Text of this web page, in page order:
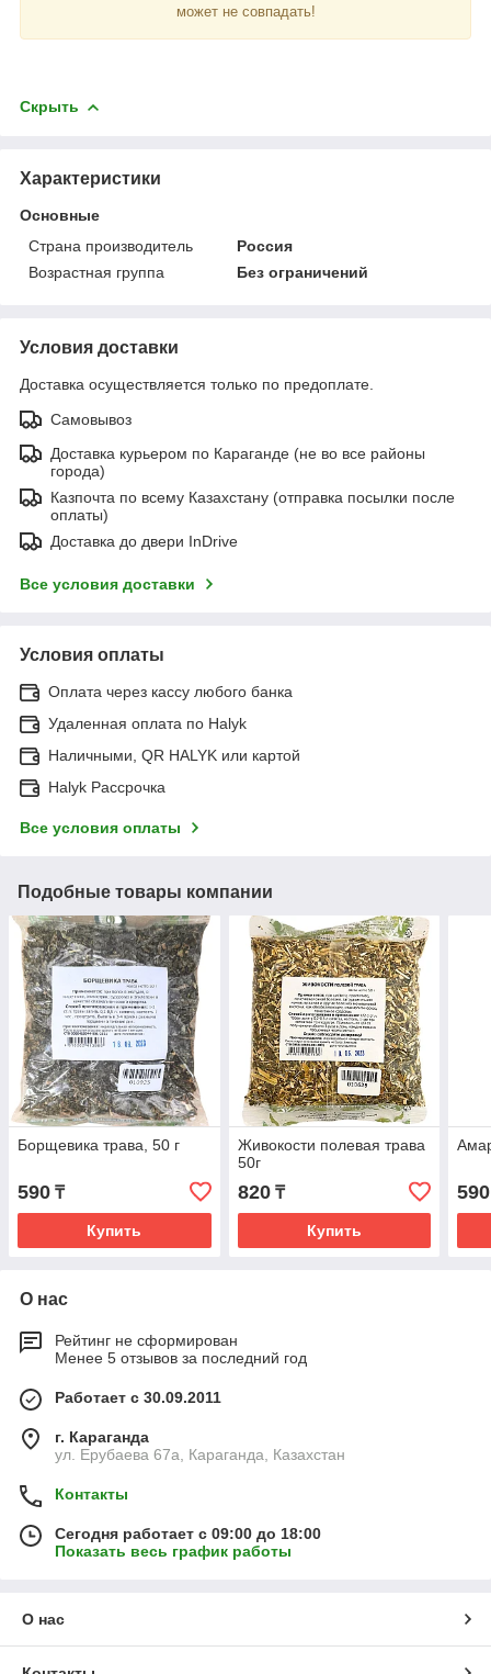
может не совпадать!
Скрыть
Характеристики
Основные
Страна производитель
Россия
Возрастная группа
Без ограничений
Условия доставки
Доставка осуществляется только по предоплате.
Самовывоз
Доставка курьером по Караганде (не во все районы
города)
Казпочта по всему Казахстану (отправка посылки после
оплаты)
Доставка до двери InDrive
Все условия доставки
Условия оплаты
Оплата через кассу любого банка
Удаленная оплата по Halyk
Наличными, QR HALYK или картой
Halyk Рассрочка
Все условия оплаты
Подобные товары компании
Борщевика трава, 50 г
590 ₸
Купить
Живокости полевая трава
50г
820₸
Купить
590
О нас
Рейтинг не сформирован
Менее 5 отзывов за последний год
Работает с 30.09.2011
г. Караганда
ул. Ерубаева 67а, Караганда, Казахстан
Контакты
Сегодня работает с 09:00 до 18:00
Показать весь график работы
О нас